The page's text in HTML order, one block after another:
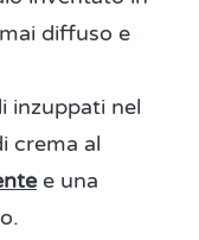
diffuso e
inzuppati nel
crema al
e una